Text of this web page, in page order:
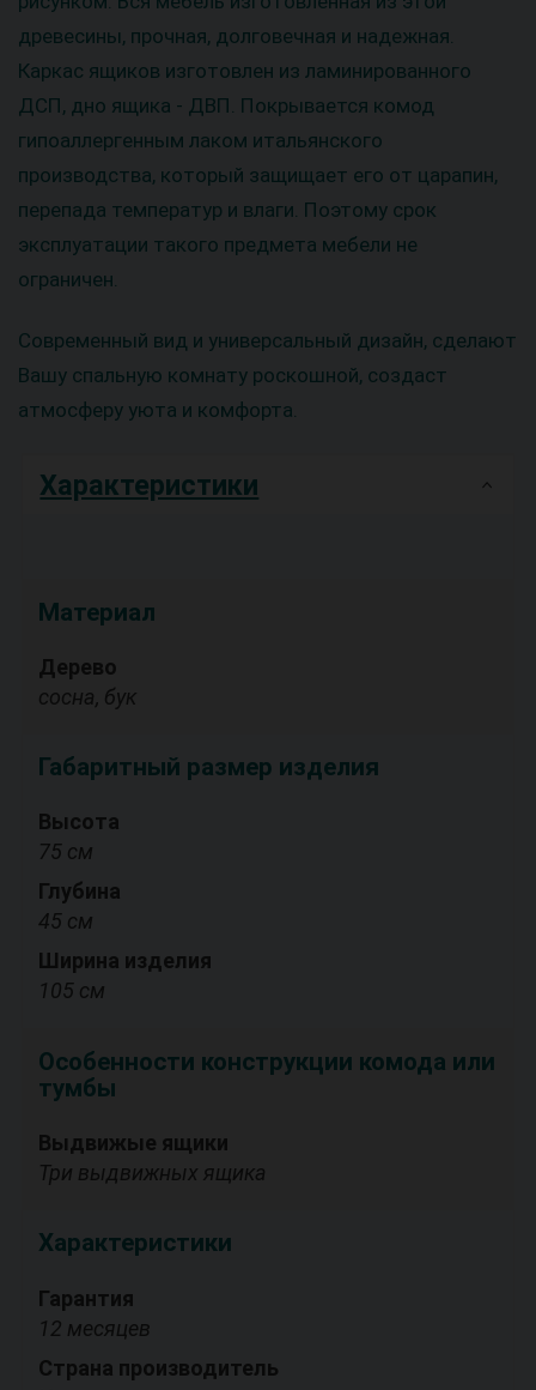
древесины, прочная, долговечная и надежная.
Каркас ящиков изготовлен из ламинированного
ДСП, дно ящика - ДВП. Покрывается комод
гипоаллергенным лаком итальянского
производства, который защищает его от царапин,
перепада температур и влаги. Поэтому срок
эксплуатации такого предмета мебели не
ограничен.
Современный вид и универсальный дизайн, сделают
Вашу спальную комнату роскошной, создаст
атмосферу уюта и комфорта.
Характеристики
Материал
Дерево
сосна, бук
Габаритный размер изделия
Высота
75 см
Глубина
45 см
Ширина изделия
105 см
Особенности конструкции комода или
тумбы
Выдвижые ящики
Три выдвижных ящика
Характеристики
Гарантия
12 месяцев
Страна производитель